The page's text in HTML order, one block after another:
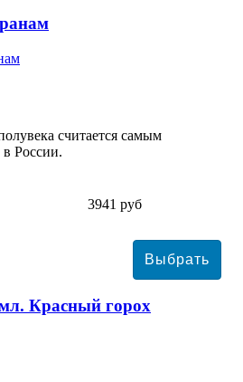
считается самым
России.
3941 руб
Красный горох